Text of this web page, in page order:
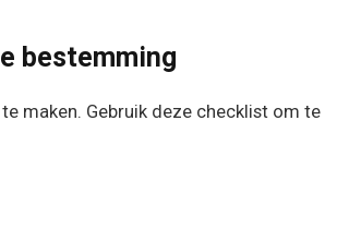
bestemming
maken. Gebruik deze checklist om te